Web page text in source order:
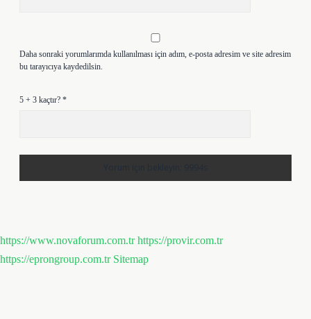
Daha sonraki yorumlarımda kullanılması için adım, e-posta adresim ve site adresim
bu tarayıcıya kaydedilsin.
5 + 3 kaçtır? *
https://www.novaforum.com.tr https://provir.com.tr
https://eprongroup.com.tr Sitemap